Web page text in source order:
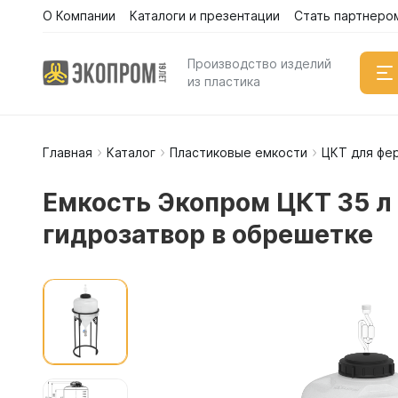
О Компании Каталоги и презентации Стать
Производство изделий
из пластика
Емкости
Емкости
Емкости
Главная Каталог Пластиковые емкости ЦКТ для
Емкость Экопром ЦКТ 35
гидрозатвор в обрешетке